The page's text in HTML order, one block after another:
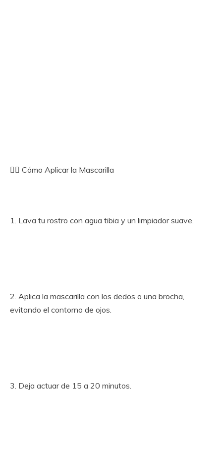
💆‍♀️ Cómo Aplicar la Mascarilla
1. Lava tu rostro con agua tibia y un limpiador suave.
2. Aplica la mascarilla con los dedos o una brocha,
evitando el contorno de ojos.
3. Deja actuar de 15 a 20 minutos.